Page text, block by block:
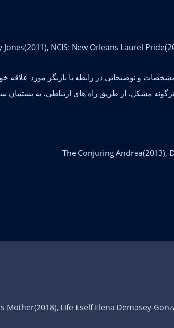
مشخصات و توضیحاتی در رابطه با بازیگر مورد
مشکل، از طریق راه های ارتباطی، به پشتیبان